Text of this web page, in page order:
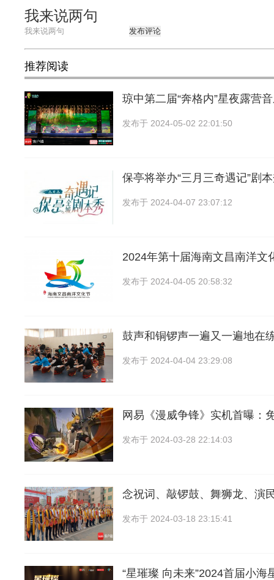
我来说两句
发布评论
推荐阅读
琼中第二届“奔格内”星夜露营
发布于 2024-05-02 22:01:50
保亭将举办“三月三奇遇记”剧
发布于 2024-04-07 23:07:12
2024年第十届海南文昌南洋文
发布于 2024-04-05 20:58:32
鼓声和铜锣声一遍又一遍地在
发布于 2024-04-04 23:29:08
网易《漫威争锋》实机首曝：
发布于 2024-03-28 22:14:03
念祝词、敲锣鼓、舞狮龙、演
发布于 2024-03-18 23:15:41
“星璀璨 向未来”2024首届小海